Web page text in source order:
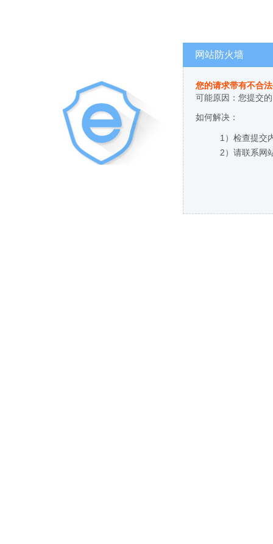
网站防火墙
您的请求带有不合
可能原因：您提交
如何解决：
1）检查提交
2）请联系网